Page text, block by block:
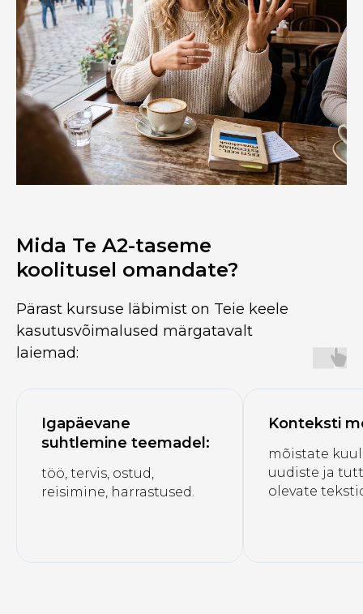
Mida Te A2-taseme
koolitusel omandate?
Pärast kursuse läbimist on Teie keele
kasutusvõimalused märgatavalt
laiemad:
Igapäevane
suhtlemine teemadel:
töö, tervis, ostud,
reisimine, harrastused.
Konteksti
mõistate
uudiste ja
olevate